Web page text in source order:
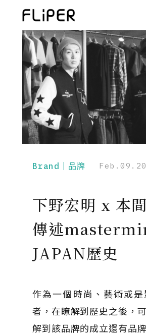
Brand｜品牌
下野宏明 x 本
傳述
JAPAN歷史
作為一個時尚、藝術或
者，在瞭解到歷史之後，
解到該品牌的成立還有品